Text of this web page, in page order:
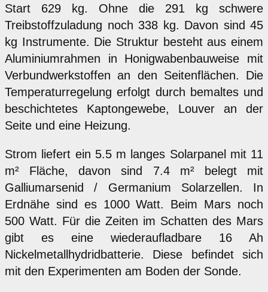
Start 629 kg. Ohne die 291 kg schwere
Treibstoffzuladung noch 338 kg. Davon sind 45
kg Instrumente. Die Struktur besteht aus einem
Aluminiumrahmen in Honigwabenbauweise mit
Verbundwerkstoffen an den Seitenflächen. Die
Temperaturregelung erfolgt durch bemaltes und
beschichtetes Kaptongewebe, Louver an der
Seite und eine Heizung.
Strom liefert ein 5.5 m langes Solarpanel mit 11
m² Fläche, davon sind 7.4 m² belegt mit
Galliumarsenid / Germanium Solarzellen. In
Erdnähe sind es 1000 Watt. Beim Mars noch
500 Watt. Für die Zeiten im Schatten des Mars
gibt es eine wiederaufladbare 16 Ah
Nickelmetallhydridbatterie. Diese befindet sich
mit den Experimenten am Boden der Sonde.